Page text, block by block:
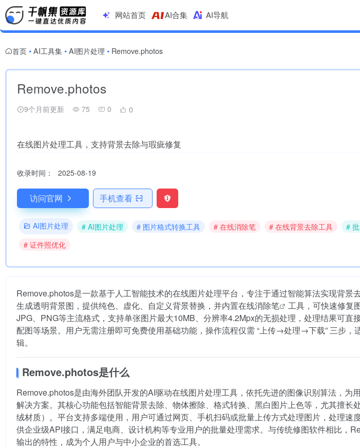
网站首页 AI合集 AI导航
首页 • AI工具集 • AI图片处理 • Remove.photos
Remove.photos
9个月前更新 75 0 0
在线图片处理工具，支持背景去除与瑕疵修复
收录时间： 2025-08-19
访问官网 手机查看
AI图片处理 # AI图片处理 # 图片格式转换工具 # 在线消除笔 # 在线背景去除工具
#
# 证件照优化
Remove.photos是一款基于人工智能技术的在线图片处理平台，专注于通过智能算法实现背景
生成透明背景图，提供纯色、虚化、自定义背景替换，并内置在线消除笔
工具，可快速修复
JPG、PNG等主流格式，支持单张图片最大10MB、分辨率4.2Mpx的无损处理，处理结果可直
配图等场景。用户无需注册即可免费使用基础功能，操作流程仅需 “上传→处理→下载” 三步，
辑。
Remove.photos是什么
Remove.photos是由海外团队开发的AI驱动在线图片处理工具，依托先进的图像识别算法，为
解决方案。其核心功能包括智能背景去除、物体擦除、格式转换、黑白图片上色等，尤其擅长
绒材质）。平台支持多端使用，用户可通过网页、手机扫码或批量上传方式处理图片，处理速
供企业级API接口，满足电商、设计机构等专业用户的批量处理需求。与传统修图软件相比，
输出的特性，成为个人用户与中小企业的首选工具。